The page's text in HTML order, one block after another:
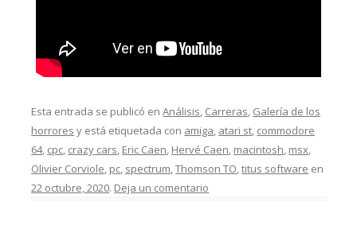
Esta entrada se publicó enAnálisis, Carreras, Galería de los
horrores y está etiquetada con amiga, atari st, commodore
64, cpc, crazy cars, Eric Caen, Hervé Caen, macintosh, msx,
Olivier Corviole, pc, spectrum,Thomson TO,titus software en
22 octubre, 2020. Deja un comentario